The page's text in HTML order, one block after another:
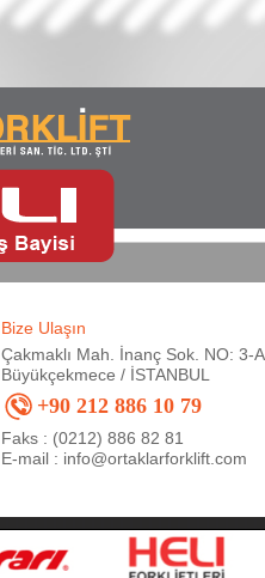
Bize Ulaşın
Çakmaklı Mah. İnanç Sok. NO: 3-A
Büyükçekmece / İSTANBUL
+90 212 886 10 79
Faks : (0212) 886 82 81
E-mail : info@ortaklarforklift.com